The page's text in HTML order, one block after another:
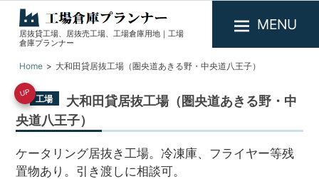
工
場
倉
庫
プ
ラ
ン
居抜貸工場、居抜売工場、工場倉庫用地｜工場
倉庫プランナー
MENU
Home 大和田貸居抜工場（圏央道あきる野・中央道八王子）
工場
大和田貸居抜工場（圏央道あきる野・中
央道八王子）
UP
ケータリング居抜き工場。冷凍庫、フライヤー等残
置物あり。引き渡しに相談可。